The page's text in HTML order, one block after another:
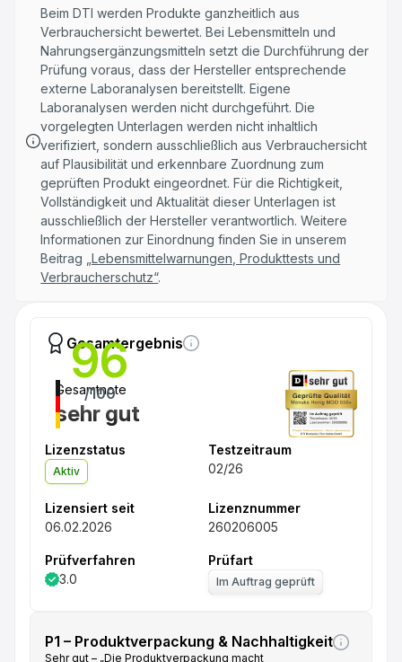
Beim DTI werden Produkte ganzheitlich aus
Verbrauchersicht bewertet. Bei Lebensmitteln und
Nahrungsergänzungsmitteln setzt die Durchführung der
Prüfung voraus, dass der Hersteller entsprechende
externe Laboranalysen bereitstellt. Eigene
Laboranalysen werden nicht durchgeführt. Die
vorgelegten Unterlagen werden nicht inhaltlich
verifiziert, sondern ausschließlich aus Verbrauchersicht
auf Plausibilität und erkennbare Zuordnung zum
geprüften Produkt eingeordnet. Für die Richtigkeit,
Vollständigkeit und Aktualität dieser Unterlagen ist
ausschließlich der Hersteller verantwortlich. Weitere
Informationen zur Einordnung finden Sie in unserem
Beitrag
„Lebensmittelwarnungen, Produkttests und
Verbraucherschutz“.
P1 – Produktverpackung & Nachhaltigkeit
Sehr gut – „Die Produktverpackung macht
Gesamtergebnis
96
/100
Gesamtnote
sehr gut
Lizenzstatus
Aktiv
Testzeitraum
02/26
Lizensiert seit
06.02.2026
Lizenznummer
260206005
Prüfverfahren
3.0
Prüfart
Im Auftrag geprüft